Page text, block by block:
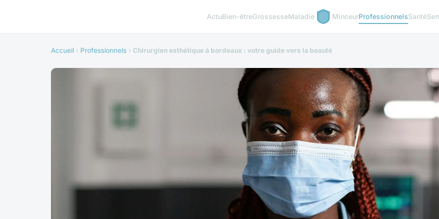
ActuBien-êtreGrossesseMaladie MinceurProfessionnelsSanté
Accueil › Professionnels › Chirurgien esthétique à bordeaux : votre guide vers la beauté